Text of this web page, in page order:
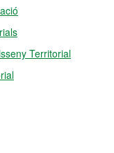
Territorial